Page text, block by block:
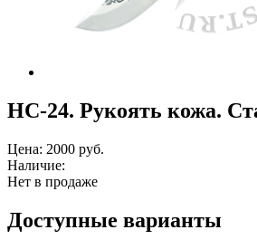
НС-24. Рукоять кожа.
Цена: 2000 руб.
Наличие:
Нет в продаже
Доступные варианты